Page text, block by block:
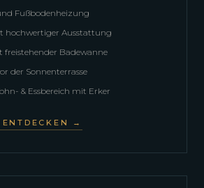
Fußbodenheizung
hochwertiger Ausstattung
freistehender Badewanne
der Sonnenterrasse
& Essbereich mit Erker
→